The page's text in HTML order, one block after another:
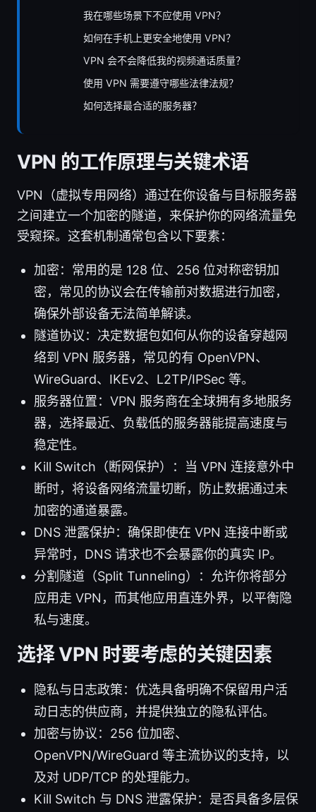
我在哪些场景下不应使用 VPN？
如何在手机上更安全地使用 VPN？
VPN 会不会降低我的视频通话质量？
使用 VPN 需要遵守哪些法律法规？
如何选择最合适的服务器？
VPN 的工作原理与关键术语
VPN（虚拟专用网络）通过在你设备与目标服务器
之间建立一个加密的隧道，来保护你的网络流量免
受窥探。这套机制通常包含以下要素：
加密：常用的是 128 位、256 位对称密钥加
密，常见的协议会在传输前对数据进行加密，
确保外部设备无法简单解读。
隧道协议：决定数据包如何从你的设备穿越网
络到 VPN 服务器，常见的有 OpenVPN、
WireGuard、IKEv2、L2TP/IPSec 等。
服务器位置：VPN 服务商在全球拥有多地服务
器，选择最近、负载低的服务器能提高速度与
稳定性。
Kill Switch（断网保护）：当 VPN 连接意外中
断时，将设备网络流量切断，防止数据通过未
加密的通道暴露。
DNS 泄露保护：确保即使在 VPN 连接中断或
异常时，DNS 请求也不会暴露你的真实 IP。
分割隧道（Split Tunneling）：允许你将部分
应用走 VPN，而其他应用直连外界，以平衡隐
私与速度。
选择 VPN 时要考虑的关键因素
隐私与日志政策：优选具备明确不保留用户活
动日志的供应商，并提供独立的隐私评估。
加密与协议：256 位加密、
OpenVPN/WireGuard 等主流协议的支持，以
及对 UDP/TCP 的处理能力。
Kill Switch 与 DNS 泄露保护：是否具备多层保